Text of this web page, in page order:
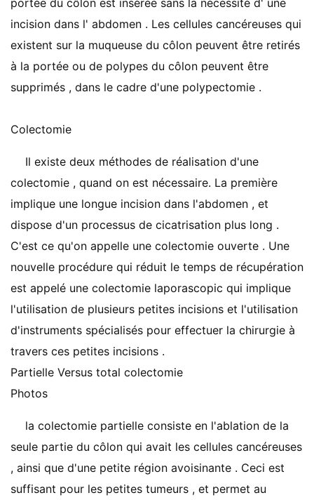
portée du côlon est insérée sans la nécessité d' une
incision dans l' abdomen . Les cellules cancéreuses qui
existent sur la muqueuse du côlon peuvent être retirés
à la portée ou de polypes du côlon peuvent être
supprimés , dans le cadre d'une polypectomie .
Colectomie
Il existe deux méthodes de réalisation d'une
colectomie , quand on est nécessaire. La première
implique une longue incision dans l'abdomen , et
dispose d'un processus de cicatrisation plus long .
C'est ce qu'on appelle une colectomie ouverte . Une
nouvelle procédure qui réduit le temps de récupération
est appelé une colectomie laporascopic qui implique
l'utilisation de plusieurs petites incisions et l'utilisation
d'instruments spécialisés pour effectuer la chirurgie à
travers ces petites incisions .
Partielle Versus total colectomie
Photos
la colectomie partielle consiste en l'ablation de la
seule partie du côlon qui avait les cellules cancéreuses
, ainsi que d'une petite région avoisinante . Ceci est
suffisant pour les petites tumeurs , et permet au